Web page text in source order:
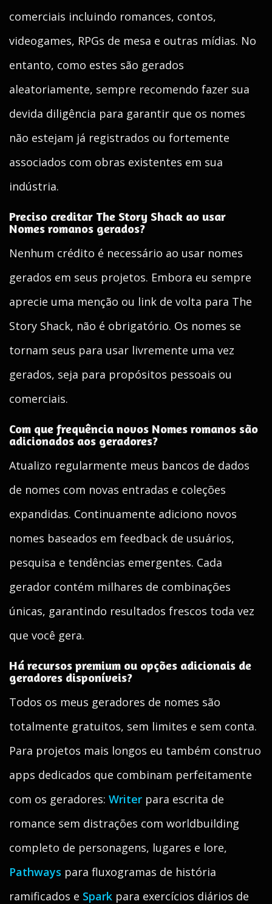
comerciais incluindo romances, contos,
videogames, RPGs de mesa e outras mídias. No
entanto, como estes são gerados
aleatoriamente, sempre recomendo fazer sua
devida diligência para garantir que os nomes
não estejam já registrados ou fortemente
associados com obras existentes em sua
indústria.
Preciso creditar The Story Shack ao usar
Nomes romanos gerados?
Nenhum crédito é necessário ao usar nomes
gerados em seus projetos. Embora eu sempre
aprecie uma menção ou link de volta para The
Story Shack, não é obrigatório. Os nomes se
tornam seus para usar livremente uma vez
gerados, seja para propósitos pessoais ou
comerciais.
Com que frequência novos Nomes romanos são
adicionados aos geradores?
Atualizo regularmente meus bancos de dados
de nomes com novas entradas e coleções
expandidas. Continuamente adiciono novos
nomes baseados em feedback de usuários,
pesquisa e tendências emergentes. Cada
gerador contém milhares de combinações
únicas, garantindo resultados frescos toda vez
que você gera.
Há recursos premium ou opções adicionais de
geradores disponíveis?
Todos os meus geradores de nomes são
totalmente gratuitos, sem limites e sem conta.
Para projetos mais longos eu também construo
apps dedicados que combinam perfeitamente
com os geradores: Writer para escrita de
romance sem distrações com worldbuilding
completo de personagens, lugares e lore,
Pathways para fluxogramas de história
ramificados e Spark para exercícios diários de